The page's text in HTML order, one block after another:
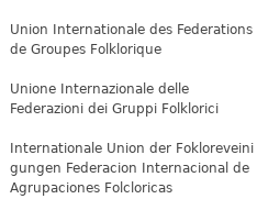
Union Internationale des Federations
de Groupes Folklorique
Unione Internazionale delle
Federazioni dei Gruppi Folklorici
Internationale Union der Fokloreveini
gungen Federacion Internacional de
Agrupaciones Folcloricas